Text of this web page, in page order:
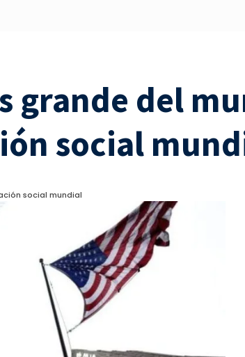
grande del
social
social mundial